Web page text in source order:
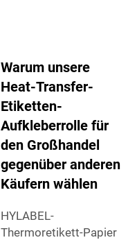
Warum unsere
Heat-Transfer-
Etiketten-
Aufkleberrolle für
den Großhandel
gegenüber anderen
Käufern wählen
HYLABEL-
Thermoretikett-Papier